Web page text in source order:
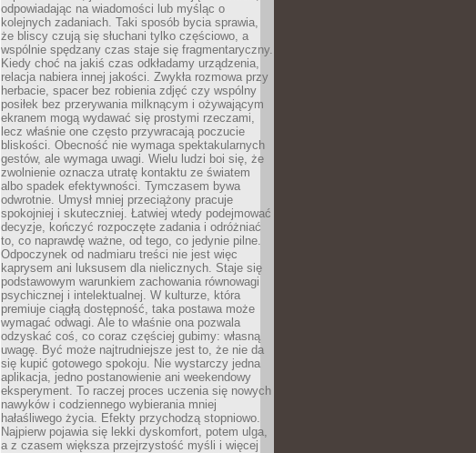
odpowiadając na wiadomości lub myśląc o
kolejnych zadaniach. Taki sposób bycia sprawia,
że bliscy czują się słuchani tylko częściowo, a
wspólnie spędzany czas staje się fragmentaryczny.
Kiedy choć na jakiś czas odkładamy urządzenia,
relacja nabiera innej jakości. Zwykła rozmowa przy
herbacie, spacer bez robienia zdjęć czy wspólny
posiłek bez przerywania milknącym i ożywającym
ekranem mogą wydawać się prostymi rzeczami,
lecz właśnie one często przywracają poczucie
bliskości. Obecność nie wymaga spektakularnych
gestów, ale wymaga uwagi. Wielu ludzi boi się, że
zwolnienie oznacza utratę kontaktu ze światem
albo spadek efektywności. Tymczasem bywa
odwrotnie. Umysł mniej przeciążony pracuje
spokojniej i skuteczniej. Łatwiej wtedy podejmować
decyzje, kończyć rozpoczęte zadania i odróżniać
to, co naprawdę ważne, od tego, co jedynie pilne.
Odpoczynek od nadmiaru treści nie jest więc
kaprysem ani luksusem dla nielicznych. Staje się
podstawowym warunkiem zachowania równowagi
psychicznej i intelektualnej. W kulturze, która
premiuje ciągłą dostępność, taka postawa może
wymagać odwagi. Ale to właśnie ona pozwala
odzyskać coś, co coraz częściej gubimy: własną
uwagę. Być może najtrudniejsze jest to, że nie da
się kupić gotowego spokoju. Nie wystarczy jedna
aplikacja, jedno postanowienie ani weekendowy
eksperyment. To raczej proces uczenia się nowych
nawyków i codziennego wybierania mniej
hałaśliwego życia. Efekty przychodzą stopniowo.
Najpierw pojawia się lekki dyskomfort, potem ulga,
a z czasem większa przejrzystość myśli i więcej